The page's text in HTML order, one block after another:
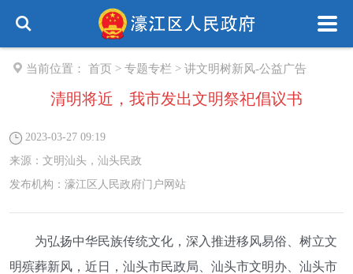
当前位置： 首页 > 专题专栏 > 讲文明树新风-公益广告
清明将近，我市发出文明祭祀倡议书
2023-03-27 09:19
来源： 文明汕头，汕头民政
发布机构： 濠江区人民政府门户网站
为弘扬中华民族传统文化，深入推进移风易俗、树立文
明殡葬新风，近日，汕头市民政局、汕头市文明办、汕头市